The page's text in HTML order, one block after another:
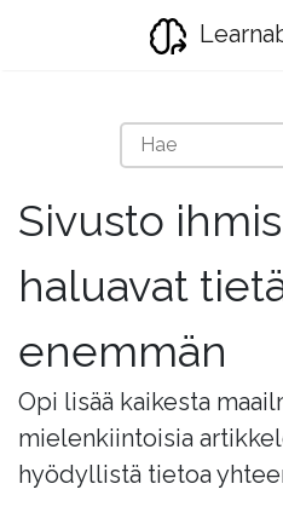
Sivusto
haluavat
enemmän
Opi lisää kaikesta
mielenkiintoisia
hyödyllistä tietoa